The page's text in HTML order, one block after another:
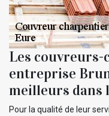
Les
entreprise
meilleurs dans
Pour la qualité de leur